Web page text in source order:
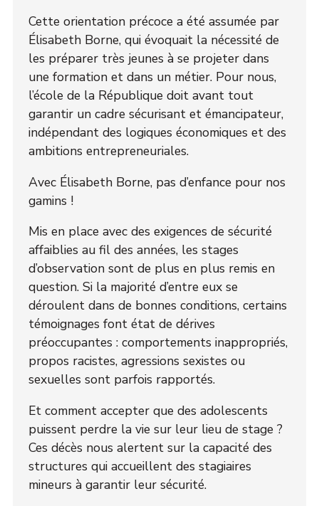
Cette orientation précoce a été assumée par
Élisabeth Borne, qui évoquait la nécessité de
les préparer très jeunes à se projeter dans
une formation et dans un métier. Pour nous,
l’école de la République doit avant tout
garantir un cadre sécurisant et émancipateur,
indépendant des logiques économiques et des
ambitions entrepreneuriales.
Avec Élisabeth Borne, pas d’enfance pour nos
gamins !
Mis en place avec des exigences de sécurité
affaiblies au fil des années, les stages
d’observation sont de plus en plus remis en
question. Si la majorité d’entre eux se
déroulent dans de bonnes conditions, certains
témoignages font état de dérives
préoccupantes : comportements inappropriés,
propos racistes, agressions sexistes ou
sexuelles sont parfois rapportés.
Et comment accepter que des adolescents
puissent perdre la vie sur leur lieu de stage ?
Ces décès nous alertent sur la capacité des
structures qui accueillent des stagiaires
mineurs à garantir leur sécurité.